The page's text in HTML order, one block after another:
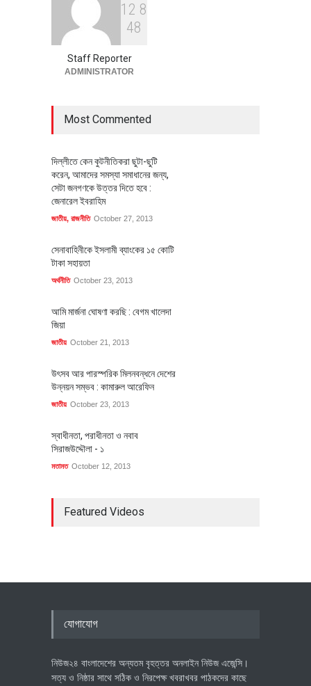
বৈশ্বিক প্রতিযোগিতা সক্ষমতা বাড়াতে
পোশাক শিল্পে নতুন উদ্যোগ
1 2 8
48
Staff Reporter
ADMINISTRATOR
Most Commented
দিল্লীতে কেন কুটনীতিকরা ছুটা-ছুটি
করেন, আমাদের সমস্যা সমাধানের জন্য,
সেটা জনগণকে উত্তর দিতে হবে :
জেনারেল ইবরাহিম
জাতীয়, রাজনীতি October 27, 2013
সেনাবাহিনীকে ইসলামী ব্যাংকের ১৫ কোটি
টাকা সহায়তা
অর্থনীতি October 23, 2013
আমি মার্জনা ঘোষণা করছি : বেগম খালেদা
জিয়া
জাতীয় October 21, 2013
উৎসব আর পারস্পরিক মিলনবন্ধনে দেশের
উন্নয়ন সম্ভব : কামারুল আরেফিন
জাতীয় October 23, 2013
স্বাধীনতা, পরাধীনতা ও নবাব
সিরাজউদ্দৌলা - ১
মতামত October 12, 2013
Featured Videos
যোগাযোগ
নিউজ২৪ বাংলাদেশের অন্যতম বৃহত্তর অনলাইন নিউজ এজেন্সি।
সত্য ও নিষ্ঠার সাথে সঠিক ও নিরপেক্ষ খবরাখবর পাঠকদের কাছে